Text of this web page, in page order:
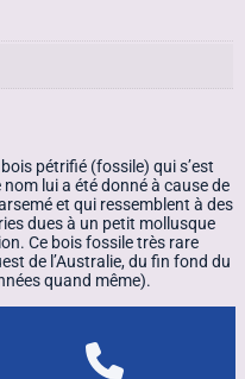
pétrifié (fossile) qui s’est
nom lui a été donné à cause de
et qui ressemblent à des
dues à un petit mollusque
Ce bois fossile très rare
de l’Australie, du fin fond du
quand même).